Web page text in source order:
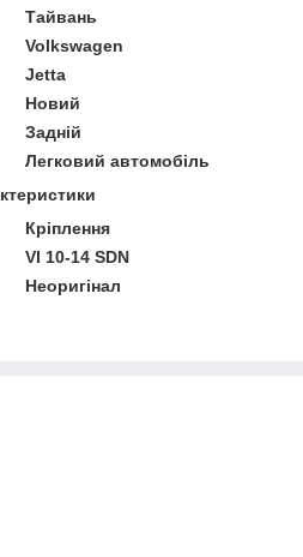
Тайвань
Volkswagen
Jetta
Новий
Задній
Легковий автомобіль
Кріплення
VI 10-14 SDN
Неоригінал